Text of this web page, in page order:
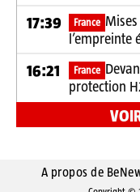
17:39 France
l’empreinte
16:21 France
protection
A propos de